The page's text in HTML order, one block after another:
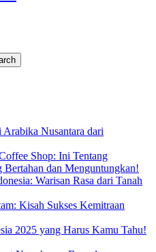
Nusantara dari
Shop: Ini Tentang
Bertahan dan Menguntungkan!
Warisan Rasa dari Tanah
Kisah Sukses Kemitraan
2025 yang Harus Kamu Tahu!